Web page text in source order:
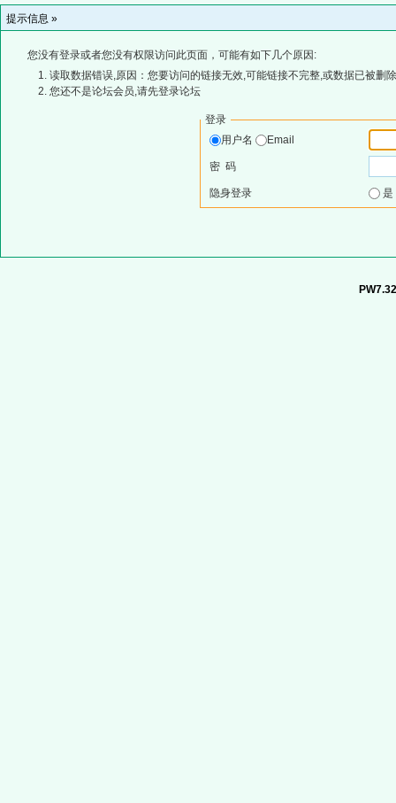
提示信息 »
您没有登录或者您没有权限访问此页面，可能有如下几个原因:
读取数据错误,原因：您要访问的链接无效,可能链接不完整,或数据已被删
您还不是论坛会员,请先登录论坛
登录
用户名
Email
密 码
隐身登录